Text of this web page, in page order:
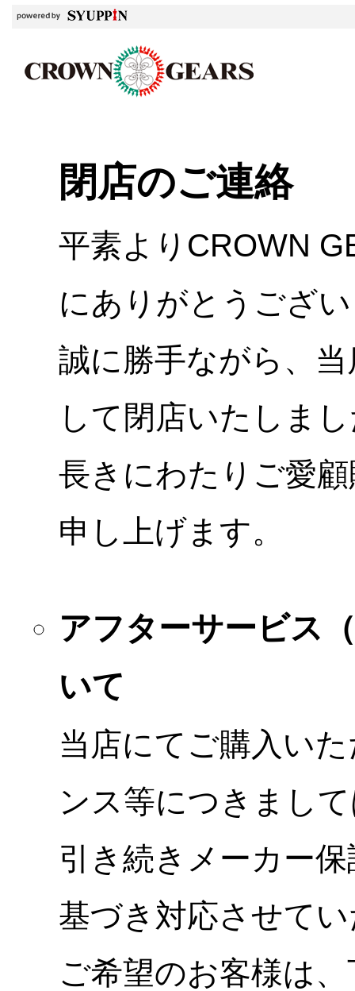
閉店のご連絡
平素よりCROWN
にありがとうござ
誠に勝手ながら、
して閉店いたしま
長きにわたりご愛
申し上げます。
アフターサービス
いて
当店にてご購入い
ンス等につきまし
引き続きメーカー
基づき対応させて
ご希望のお客様は